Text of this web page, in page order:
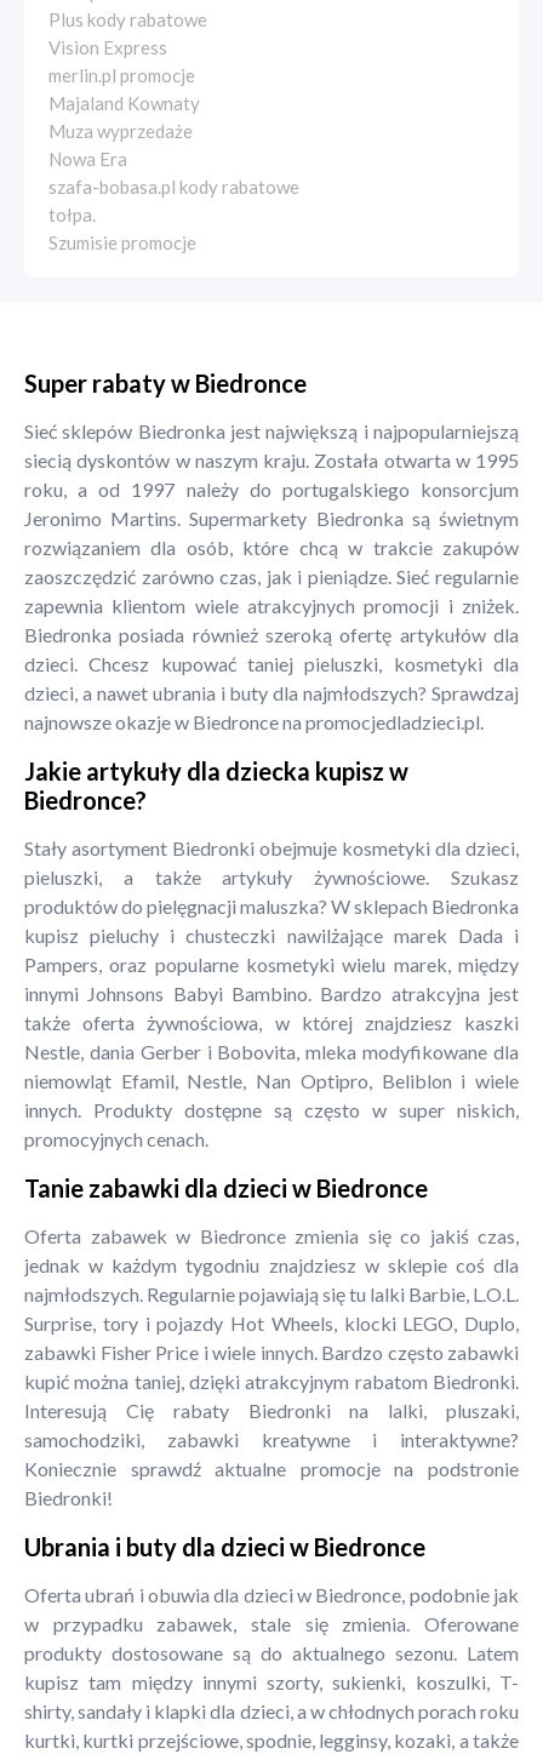
Plus kody rabatowe
Vision Express
merlin.pl promocje
Majaland Kownaty
Muza wyprzedaże
Nowa Era
szafa-bobasa.pl kody rabatowe
tołpa.
Szumisie promocje
Super rabaty w Biedronce
Sieć sklepów Biedronka jest największą i najpopularniejszą
siecią dyskontów w naszym kraju. Została otwarta w 1995
roku, a od 1997 należy do portugalskiego konsorcjum
Jeronimo Martins. Supermarkety Biedronka są świetnym
rozwiązaniem dla osób, które chcą w trakcie zakupów
zaoszczędzić zarówno czas, jak i pieniądze. Sieć regularnie
zapewnia klientom wiele atrakcyjnych promocji i zniżek.
Biedronka posiada również szeroką ofertę artykułów dla
dzieci. Chcesz kupować taniej pieluszki, kosmetyki dla
dzieci, a nawet ubrania i buty dla najmłodszych? Sprawdzaj
najnowsze okazje w Biedronce na promocjedladzieci.pl.
Jakie artykuły dla dziecka kupisz w
Biedronce?
Stały asortyment Biedronki obejmuje kosmetyki dla dzieci,
pieluszki, a także artykuły żywnościowe. Szukasz
produktów do pielęgnacji maluszka? W sklepach Biedronka
kupisz pieluchy i chusteczki nawilżające marek Dada i
Pampers, oraz popularne kosmetyki wielu marek, między
innymi Johnsons Babyi Bambino. Bardzo atrakcyjna jest
także oferta żywnościowa, w której znajdziesz kaszki
Nestle, dania Gerber i Bobovita, mleka modyfikowane dla
niemowląt Efamil, Nestle, Nan Optipro, Beliblon i wiele
innych. Produkty dostępne są często w super niskich,
promocyjnych cenach.
Tanie zabawki dla dzieci w Biedronce
Oferta zabawek w Biedronce zmienia się co jakiś czas,
jednak w każdym tygodniu znajdziesz w sklepie coś dla
najmłodszych. Regularnie pojawiają się tu lalki Barbie, L.O.L.
Surprise, tory i pojazdy Hot Wheels, klocki LEGO, Duplo,
zabawki Fisher Price i wiele innych. Bardzo często zabawki
kupić można taniej, dzięki atrakcyjnym rabatom Biedronki.
Interesują Cię rabaty Biedronki na lalki, pluszaki,
samochodziki, zabawki kreatywne i interaktywne?
Koniecznie sprawdź aktualne promocje na podstronie
Biedronki!
Ubrania i buty dla dzieci w Biedronce
Oferta ubrań i obuwia dla dzieci w Biedronce, podobnie jak
w przypadku zabawek, stale się zmienia. Oferowane
produkty dostosowane są do aktualnego sezonu. Latem
kupisz tam między innymi szorty, sukienki, koszulki, T-
shirty, sandały i klapki dla dzieci, a w chłodnych porach roku
kurtki, kurtki przejściowe, spodnie, legginsy, kozaki, a także